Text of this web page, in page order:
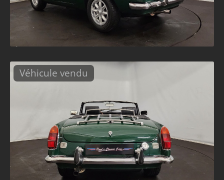
Véhicule vendu